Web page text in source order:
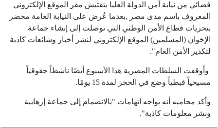
قضائي من نيابة أمن الدولة العليا بتفتيش مقر الموقع الإلكتروني
المعروف باسم مدى مصر ,بعدما عُرض على النيابة العامة محضر
بتحريات قطاع الأمن الوطني التي توصلت إلى إنشاء جماعة
الإخوان (المسلمين) الموقع الإلكتروني لنشر أخبار وشائعات كاذبة
لتكدير الأمن العام".
وأوقفت السلطات المصرية هذا الأسبوع أيضًا ناشطاً حقوقياً
مسيحياً قبطياً وضع في الحجز لمدة 15 يومًا.
وأكد محاميه أنه يواجه اتهامات "بالانضمام إلى جماعة إرهابية
ونشر معلومات كاذبة".